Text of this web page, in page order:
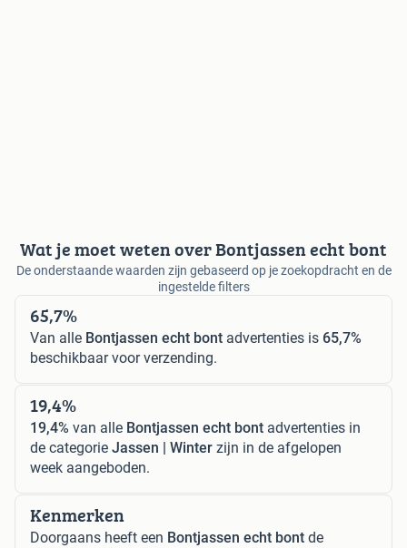
Wat je moet weten over Bontjassen echt bont
De onderstaande waarden zijn gebaseerd op je zoekopdracht en de
ingestelde filters
65,7%
Van alle Bontjassen echt bont advertenties is 65,7%
beschikbaar voor verzending.
19,4%
19,4% van alle Bontjassen echt bont advertenties in
de categorie Jassen | Winter zijn in de afgelopen
week aangeboden.
Kenmerken
Doorgaans heeft een Bontjassen echt bont de